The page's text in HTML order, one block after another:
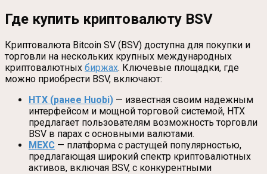
Где купить криптовалюту BSV
Криптовалюта Bitcoin SV (BSV) доступна для покупки и
торговли на нескольких крупных международных
криптовалютных биржах. Ключевые площадки, где
можно приобрести BSV, включают:
HTX (ранее Huobi) — известная своим надежным
интерфейсом и мощной торговой системой, HTX
предлагает пользователям возможность торговли
BSV в парах с основными валютами.
MEXC — платформа с растущей популярностью,
предлагающая широкий спектр криптовалютных
активов, включая BSV, с конкурентными